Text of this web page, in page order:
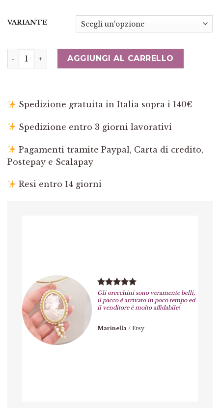
VARIANTE
Collana Perle Naturali Barocche Fluorite Argento
AGGIUNGI AL CARRELLO
Spedizione gratuita in Italia sopra i 140€
Spedizione entro 3 giorni lavorativi
Pagamenti tramite Paypal, Carta di credito,
Postepay e Scalapay
Resi entro 14 giorni
Gli orecchini sono veramente belli,
il pacco è arrivato in poco tempo ed
il venditore è molto affidabile!
Marinella / Etsy